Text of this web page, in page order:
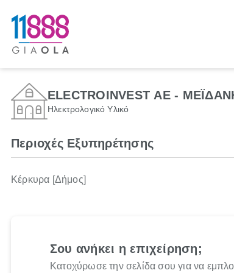
ELECTROINVEST ΑΕ -
Ηλεκτρολογικό Υλικό
Περιοχές Εξυπηρέτησης
Κέρκυρα [Δήμος]
Σου ανήκει η επιχείρηση;
Κατοχύρωσε την σελίδα σου για να